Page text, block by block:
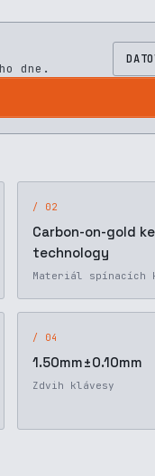
dne.
/ 02
Carbon-on-gold
technology
Materiál spínacích
/ 04
1.50mm±0.10mm
Zdvih klávesy